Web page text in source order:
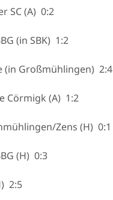
SC (A) 0:2
(in SBK) 1:2
(in Großmühlingen) 2:4
Cörmigk (A) 1:2
Zens (H) 0:1
(H) 0:3
2:5